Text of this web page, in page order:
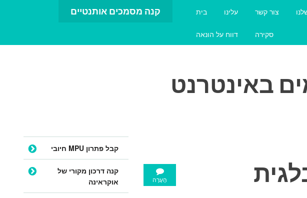
קנה מסמכים אותנטיים בית עלינו צור קשר
דווח על הונאה סקירה
באינטרנט
הֶעָרָה
דלג לתוכן
קבל פתרון MPU חיובי
קנה דרכון מקורי של
אוקראינה